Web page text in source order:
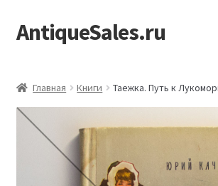
Перейти
к
Перейти
к
AntiqueSales.ru
Главная Книги Таежка. Путь к